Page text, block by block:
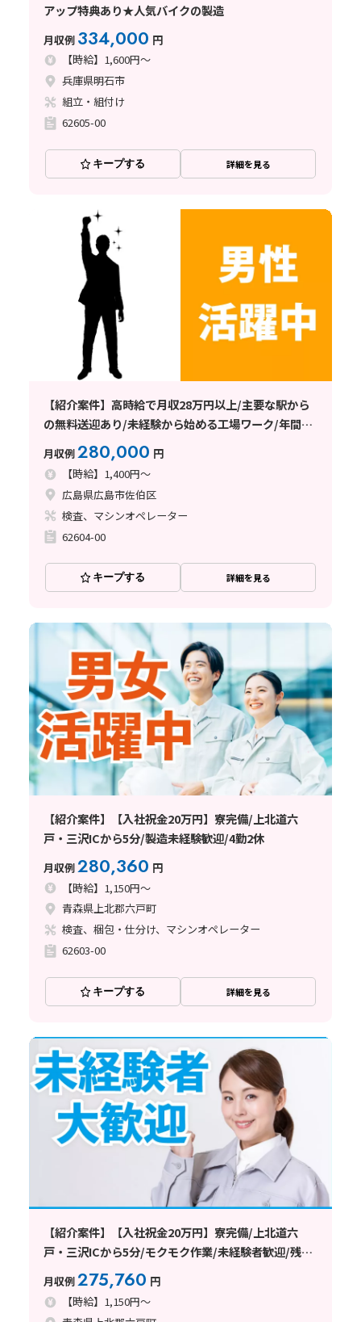
アップ特典あり★人気バイクの製造
月収例 334,000 円
【時給】1,600円～
兵庫県明石市
組立・組付け
62605-00
キープする 詳細を見る
【紹介案件】高時給で月収28万円以上/主要な駅から
の無料送迎あり/未経験から始める工場ワーク/年間休
日120日以上
月収例280,000 円
【時給】1,400円～
広島県広島市佐伯区
検査、マシンオペレーター
62604-00
キープする 詳細を見る
【紹介案件】【入社祝金20万円】寮完備/上北道六
戸・三沢ICから5分/製造未経験歓迎/4勤2休
月収例280,360 円
【時給】1,150円～
青森県上北郡六戸町
検査、梱包・仕分け、マシンオペレーター
62603-00
キープする 詳細を見る
【紹介案件】【入社祝金20万円】寮完備/上北道六
戸・三沢ICから5分/モクモク作業/未経験者歓迎/残業
ができない方も相談OK
月収例275,760 円
【時給】1,150円～